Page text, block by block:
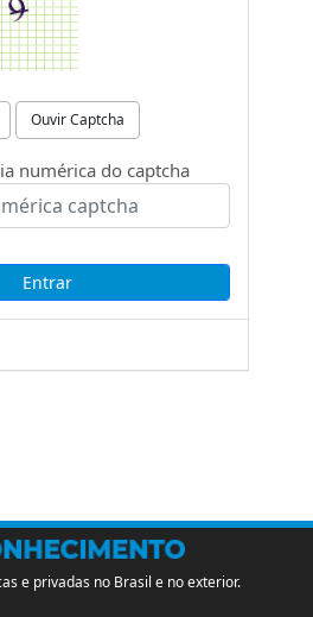
Ouvir Captcha
numérica do captcha
e privadas no Brasil e no exterior.